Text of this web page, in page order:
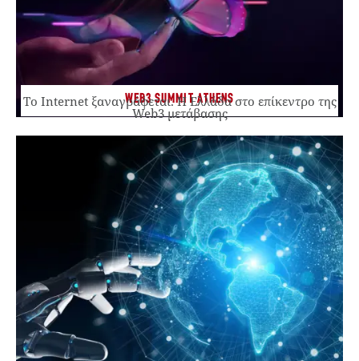
WEB3 SUMMIT ATHENS
Το Internet ξαναγράφεται. Η Ελλάδα στο επίκεντρο της
Web3 μετάβασης